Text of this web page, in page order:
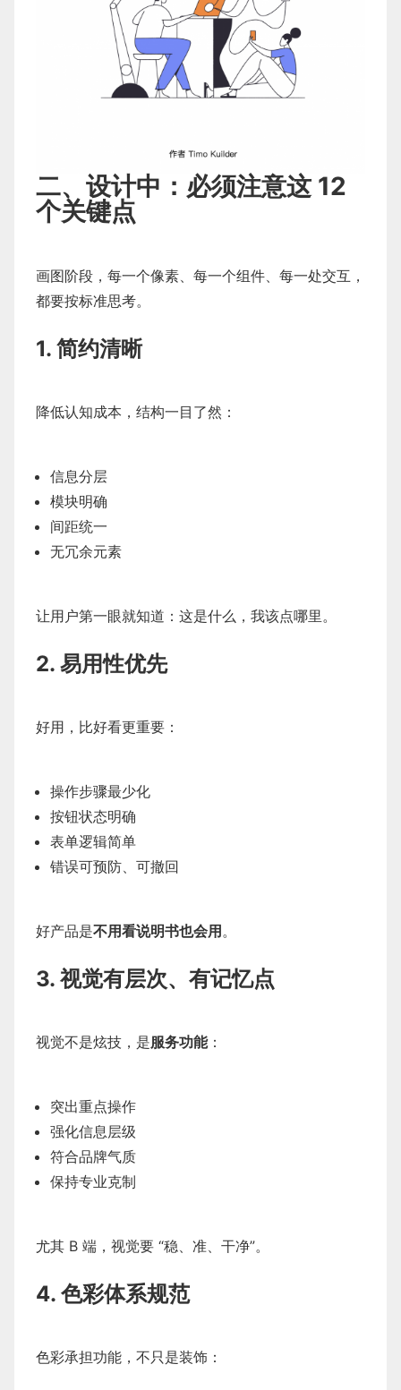
二、设计中：必须注意这 12
个关键点
画图阶段，每一个像素、每一个组件、每一处交互，
都要按标准思考。
1. 简约清晰
降低认知成本，结构一目了然：
信息分层
模块明确
间距统一
无冗余元素
让用户第一眼就知道：这是什么，我该点哪里。
2. 易用性优先
好用，比好看更重要：
操作步骤最少化
按钮状态明确
表单逻辑简单
错误可预防、可撤回
好产品是不用看说明书也会用。
3. 视觉有层次、有记忆点
视觉不是炫技，是服务功能：
突出重点操作
强化信息层级
符合品牌气质
保持专业克制
尤其 B 端，视觉要 “稳、准、干净”。
4. 色彩体系规范
色彩承担功能，不只是装饰：